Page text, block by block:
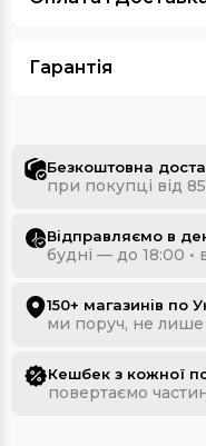
Гарантія
Безкоштовна
при покупці від
Відправляємо в
будні — до 18:00 •
150+ магазинів по
ми поруч, не
Кешбек з кожної
повертаємо